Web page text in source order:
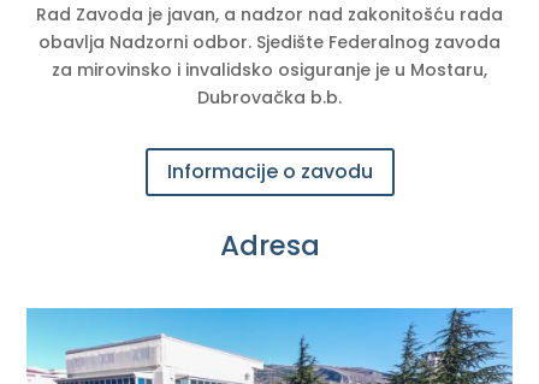
Rad Zavoda je javan, a nadzor nad zakonitošću rada
obavlja Nadzorni odbor. Sjedište Federalnog zavoda
za mirovinsko i invalidsko osiguranje je u Mostaru,
Dubrovačka b.b.
Informacije o zavodu
Adresa